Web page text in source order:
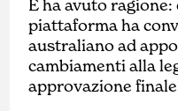
E ha avuto
piattaforma ha
australiano ad
cambiamenti alla
approvazione